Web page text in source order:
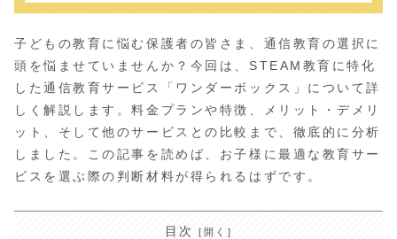
子どもの教育に悩む保護者の皆さま、通信教育の選択に
頭を悩ませていませんか？今回は、STEAM教育に特化
した通信教育サービス「ワンダーボックス」について詳
しく解説します。料金プランや特徴、メリット・デメリ
ット、そして他のサービスとの比較まで、徹底的に分析
しました。この記事を読めば、お子様に最適な教育サー
ビスを選ぶ際の判断材料が得られるはずです。
目次